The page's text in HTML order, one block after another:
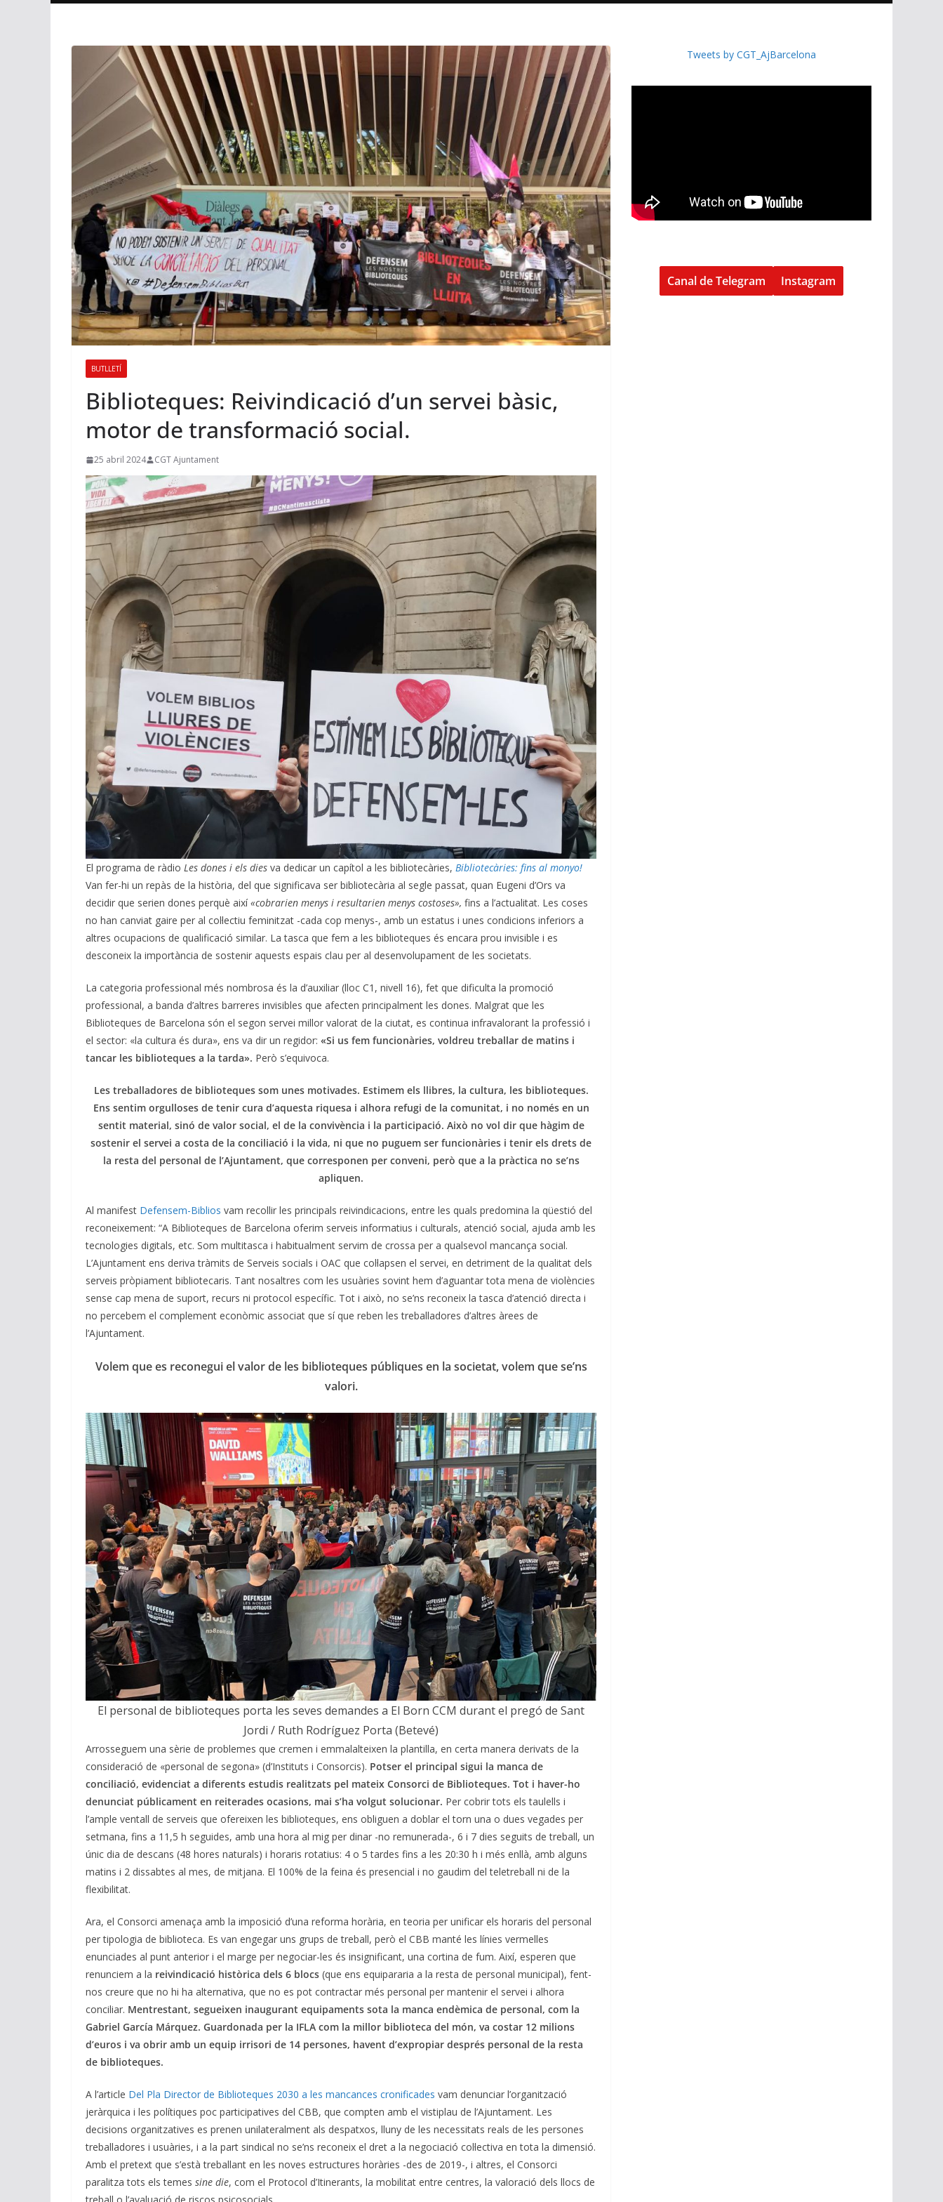
BUTLLETÍ
Biblioteques: Reivindicació d’un servei bàsic,
motor de transformació social.
25 abril 2024 CGT Ajuntament
El programa de ràdio Les dones i els dies va dedicar un capítol a les bibliotecàries, Bibliotecàries: fins al monyo!
Van fer-hi un repàs de la història, del que significava ser bibliotecària al segle passat, quan Eugeni d’Ors va
decidir que serien dones perquè així«cobrarien menys i resultarien menys costoses», fins a l’actualitat. Les coses
no han canviat gaire per al col·lectiu feminitzat -cada cop menys-, amb un estatus i unes condicions inferiors a
altres ocupacions de qualificació similar. La tasca que fem a les biblioteques és encara prou invisible i es
desconeix la importància de sostenir aquests espais clau per al desenvolupament de les societats.
La categoria professional més nombrosa és la d’auxiliar (lloc C1, nivell 16), fet que dificulta la promoció
professional, a banda d’altres barreres invisibles que afecten principalment les dones. Malgrat que les
Biblioteques de Barcelona són el segon servei millor valorat de la ciutat, es continua infravalorant la professió i
el sector: «la cultura és dura», ens va dir un regidor: «Si us fem funcionàries, voldreu treballar de matins i
tancar les biblioteques a la tarda». Però s’equivoca.
Les treballadores de biblioteques som unes motivades. Estimem els llibres, la cultura, les biblioteques.
Ens sentim orgulloses de tenir cura d’aquesta riquesa i alhora refugi de la comunitat, i no només en un
sentit material, sinó de valor social, el de la convivència i la participació. Això no vol dir que hàgim de
sostenir el servei a costa de la conciliació i la vida, ni que no puguem ser funcionàries i tenir els drets de
la resta del personal de l’Ajuntament, que corresponen per conveni, però que a la pràctica no se’ns
apliquen.
Al manifest Defensem-Biblios vam recollir les principals reivindicacions, entre les quals predomina la qüestió del
reconeixement: “A Biblioteques de Barcelona oferim serveis informatius i culturals, atenció social, ajuda amb les
tecnologies digitals, etc. Som multitasca i habitualment servim de crossa per a qualsevol mancança social.
L’Ajuntament ens deriva tràmits de Serveis socials i OAC que col·lapsen el servei, en detriment de la qualitat dels
serveis pròpiament bibliotecaris. Tant nosaltres com les usuàries sovint hem d’aguantar tota mena de violències
sense cap mena de suport, recurs ni protocol específic. Tot i això, no se’ns reconeix la tasca d’atenció directa i
no percebem el complement econòmic associat que sí que reben les treballadores d’altres àrees de
l’Ajuntament.
Volem que es reconegui el valor de les biblioteques públiques en la societat, volem que se’ns
valori.
El personal de biblioteques porta les seves demandes a El Born CCM durant el pregó de Sant
Jordi / Ruth Rodríguez Porta (Betevé)
Arrosseguem una sèrie de problemes que cremen i emmalalteixen la plantilla, en certa manera derivats de la
consideració de «personal de segona» (d’Instituts i Consorcis). Potser el principal sigui la manca de
conciliació, evidenciat a diferents estudis realitzats pel mateix Consorci de Biblioteques. Tot i haver-ho
denunciat públicament en reiterades ocasions, mai s’ha volgut solucionar. Per cobrir tots els taulells i
l’ample ventall de serveis que ofereixen les biblioteques, ens obliguen a doblar el torn una o dues vegades per
setmana, fins a 11,5 h seguides, amb una hora al mig per dinar -no remunerada-, 6 i 7 dies seguits de treball, un
únic dia de descans (48 hores naturals) i horaris rotatius: 4 o 5 tardes fins a les 20:30 h i més enllà, amb alguns
matins i 2 dissabtes al mes, de mitjana. El 100% de la feina és presencial i no gaudim del teletreball ni de la
flexibilitat.
Ara, el Consorci amenaça amb la imposició d’una reforma horària, en teoria per unificar els horaris del personal
per tipologia de biblioteca. Es van engegar uns grups de treball, però el CBB manté les línies vermelles
enunciades al punt anterior i el marge per negociar-les és insignificant, una cortina de fum. Així, esperen que
renunciem a la reivindicació històrica dels 6 blocs (que ens equipararia a la resta de personal municipal), fent-
nos creure que no hi ha alternativa, que no es pot contractar més personal per mantenir el servei i alhora
conciliar. Mentrestant, segueixen inaugurant equipaments sota la manca endèmica de personal, com la
Gabriel García Márquez. Guardonada per la IFLA com la millor biblioteca del món, va costar 12 milions
d’euros i va obrir amb un equip irrisori de 14 persones, havent d’expropiar després personal de la resta
de biblioteques.
A l’article Del Pla Director de Biblioteques 2030 a les mancances cronificades vam denunciar l’organització
jeràrquica i les polítiques poc participatives del CBB, que compten amb el vistiplau de l’Ajuntament. Les
decisions organitzatives es prenen unilateralment als despatxos, lluny de les necessitats reals de les persones
treballadores i usuàries, i a la part sindical no se’ns reconeix el dret a la negociació col·lectiva en tota la dimensió.
Amb el pretext que s’està treballant en les noves estructures horàries -des de 2019-, i altres, el Consorci
paralitza tots els temes sine die, com el Protocol d’Itinerants, la mobilitat entre centres, la valoració dels llocs de
Tweets by CGT_AjBarcelona
Canal de Telegram Instagram